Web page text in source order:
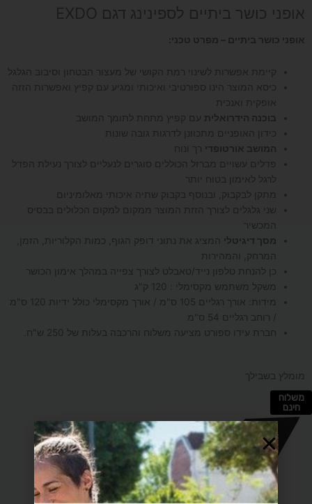
אופני כושר ביתיים לספינינג דגם EXDO
אופני כושר ביתיים – מפרט טכני:
קיימת אפשרות לשינוי רמת הקושי של מעצור הבטחון וסיבוב הגלגל
כיסא המוצר הינו ספורטיבי ואיכותי ומגיע עם קפיץ ואפשרות הזזה
אופקית ואנכית
בוכנה הידרואלית עם קפיץ מתחת לתומך המושב
כידון האופניים מתכוונן לדרגות גובה שונות
המושב אורטופדי רך ונוח
פדלים עשויים מברזל הכוללים סוגרים לנעליים לצורך נעילת הפדל
לרגל לאימון בטוח יותר
מתקן לבקבוק, ובנוסף בקבוק שתיה איכותי מאלומיניום
שני גלגלים לצורך הזזת המוצר ממקום למקום הכלולים בבסיס
המכשיר
מסך דיגיטלי המציג את נתוני דופק הגוף, כמות הקלוריות, הזמן,
המרחק, והמהירות
כן להנחת טלפון נייד/טאבלט לצורך צפייה במהלך אימון הכושר
משקל משתמש מקסימלי : 120 ק"ג
מידות: אורך רגליים 105 ס"מ / אורך מקסימלי כולל ידיות 120 ס"מ
/ רוחב רגליים 54 ס"מ
חברת עידו ספורט מציעה משלוח והרכבה בעלות של 250 ש"ח.
מומלץ בשבילך
משלוח
חינם